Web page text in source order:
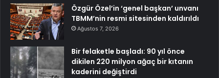
Özgür Özel’in ‘genel başkan’ unvanı
TBMM’nin resmi sitesinden kaldırıldı
Ağustos 7, 2026
Bir felaketle başladı: 90 yıl önce
dikilen 220 milyon ağaç bir kıtanın
kaderini değiştirdi